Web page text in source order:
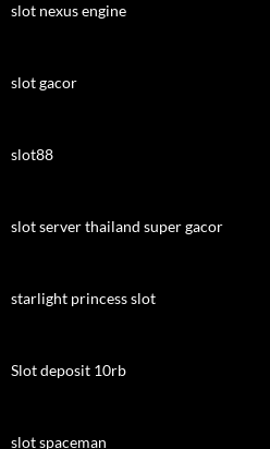
slot nexus engine
slot gacor
slot88
slot server thailand super gacor
starlight princess slot
Slot deposit 10rb
slot spaceman